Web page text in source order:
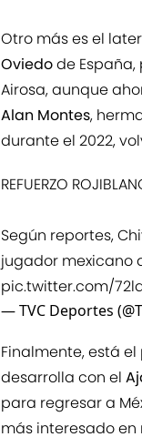
Otro más es el
Oviedode
Airosa, aunque
Alan Montes,
durante el 2022,
REFUERZO
Según reportes,
jugador mexicano
pic.twitter.com/
— TVC Deportes
Finalmente, está
desarrolla con el
para regresar a
más interesado